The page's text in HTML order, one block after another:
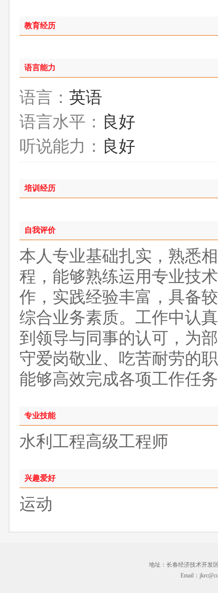
教育经历
语言能力
语言： 英语
语言水平： 良好
听说能力： 良好
培训经历
自我评价
本人专业基础扎实，熟悉
程，能够熟练运用专业技
作，实践经验丰富，具备
综合业务素质。工作中认
到领导与同事的认可，为
守爱岗敬业、吃苦耐劳的
能够高效完成各项工作任
专业技能
水利工程高级工程师
兴趣爱好
运动
地址：长春经济技术开发
Email：